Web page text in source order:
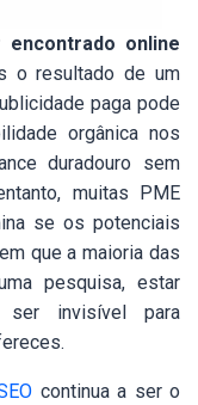
encontrado online
o resultado de um
paga pode
orgânica nos
duradouro sem
muitas PME
se os potenciais
que a maioria das
pesquisa, estar
ser invisível para
continua a ser o